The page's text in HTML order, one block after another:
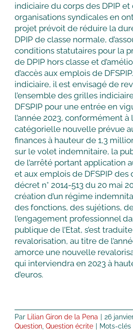
indiciaire du corps des DPIP et
organisations syndicales en
projet prévoit de réduire la
DPIP de classe normale,
conditions statutaires pour la
de DPIP hors classe et
d’accès aux emplois de
indiciaire, il est envisagé de
l’ensemble des grilles
DFSPIP pour une entrée en
l’année 2023, conformément à
catégorielle nouvelle prévue
finances à hauteur de 1,3
sur le volet indemnitaire, la
de l’arrêté portant application
et aux emplois de DFSPIP des
décret n° 2014-513 du 20 mai
création d’un régime
des fonctions, des sujétions,
l’engagement professionnel
publique de l’Etat, s’est
revalorisation, au titre de
amorce une nouvelle
qui interviendra en 2023 à
d’euros.
Par Lilian Giron de la Pena 26
Question Question écrite Mots-clés